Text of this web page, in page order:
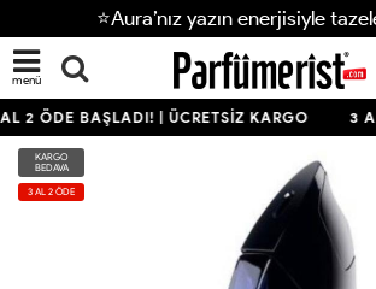
⭐Aura’nız yazın enerjisiyle
menü
2 ÖDE BAŞLADI! | ÜCRETSİZ KARGO 3
KARGO
BEDAVA
3 AL 2 ÖDE